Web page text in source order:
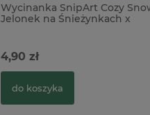
Wycinanka SnipArt Cozy
Jelonek na Śnieżynkach x
4,90 zł
do koszyka